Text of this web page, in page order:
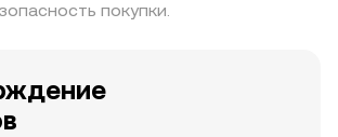
покупки.